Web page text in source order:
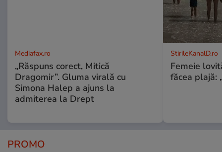
Mediafax.ro
„Răspuns corect, Mitică
Dragomir”. Gluma virală cu
Simona Halep a ajuns la
admiterea la Drept
StirileKanalD.ro
Femeie
făcea plajă:
PROMO